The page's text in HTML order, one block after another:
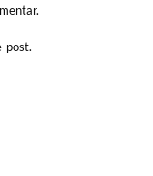
post.